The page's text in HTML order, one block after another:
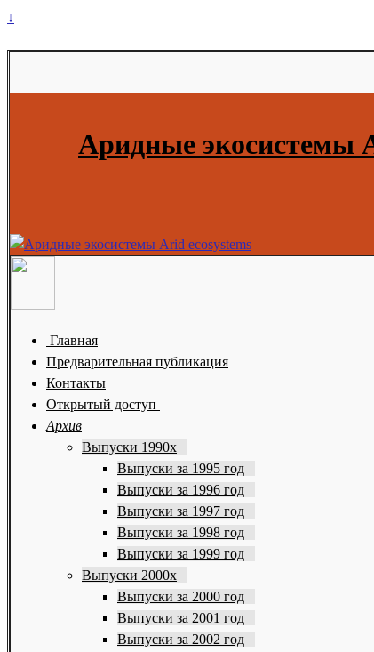
↓
Аридные экосистемы
Главная
Предварительная публикация
Контакты
Открытый доступ
Архив
Выпуски 1990х
Выпуски за 1995 год
Выпуски за 1996 год
Выпуски за 1997 год
Выпуски за 1998 год
Выпуски за 1999 год
Выпуски 2000х
Выпуски за 2000 год
Выпуски за 2001 год
Выпуски за 2002 год